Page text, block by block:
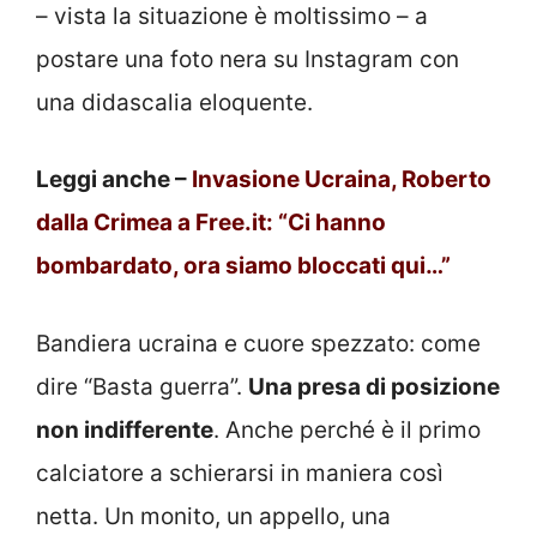
– vista la situazione è moltissimo – a
postare una foto nera su Instagram con
una didascalia eloquente.
Leggi anche – Invasione Ucraina, Roberto
dalla Crimea a Free.it: “Ci hanno
bombardato, ora siamo bloccati qui…”
Bandiera ucraina e cuore spezzato: come
dire “Basta guerra”. Una presa di posizione
non indifferente. Anche perché è il primo
calciatore a schierarsi in maniera così
netta. Un monito, un appello, una